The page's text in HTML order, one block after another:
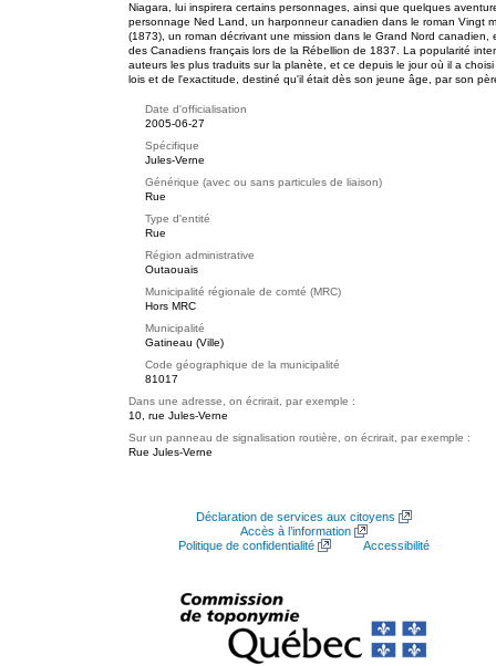
Niagara, lui inspirera certains personnages, ainsi que quelques
personnage Ned Land, un harponneur canadien dans le roman Vingt
(1873), un roman décrivant une mission dans le Grand Nord
des Canadiens français lors de la Rébellion de 1837. La popularité
auteurs les plus traduits sur la planète, et ce depuis le jour où il a
lois et de l'exactitude, destiné qu'il était dès son jeune âge, par son
Date d'officialisation
2005-06-27
Spécifique
Jules-Verne
Générique (avec ou sans particules de liaison)
Rue
Type d'entité
Rue
Région administrative
Outaouais
Municipalité régionale de comté (MRC)
Hors MRC
Municipalité
Gatineau (Ville)
Code géographique de la municipalité
81017
Dans une adresse, on écrirait, par exemple :
10, rue Jules-Verne
Sur un panneau de signalisation routière, on écrirait, par exemple :
Rue Jules-Verne
Déclaration de services aux citoyens
Accès à l’information
Politique de confidentialité
Accessibilité